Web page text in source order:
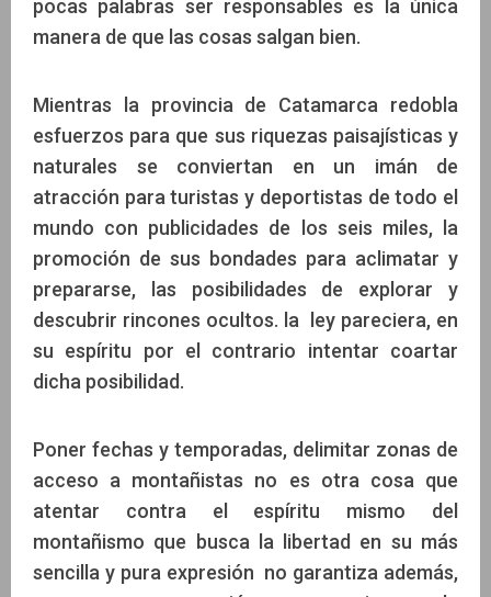
pocas palabras ser responsables es la única
manera de que las cosas salgan bien.
Mientras la provincia de Catamarca redobla
esfuerzos para que sus riquezas paisajísticas y
naturales se conviertan en un imán de
atracción para turistas y deportistas de todo el
mundo con publicidades de los seis miles, la
promoción de sus bondades para aclimatar y
prepararse, las posibilidades de explorar y
descubrir rincones ocultos. la ley pareciera, en
su espíritu por el contrario intentar coartar
dicha posibilidad.
Poner fechas y temporadas, delimitar zonas de
acceso a montañistas no es otra cosa que
atentar contra el espíritu mismo del
montañismo que busca la libertad en su más
sencilla y pura expresión no garantiza además,